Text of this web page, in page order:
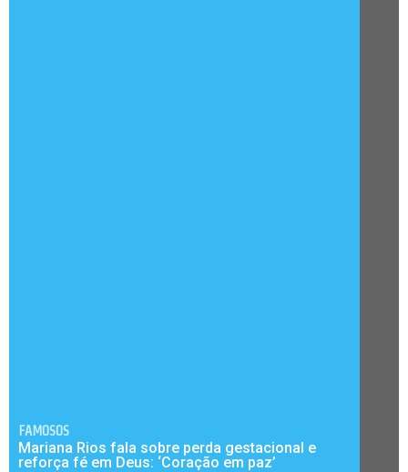
FAMOSOS
Mariana Rios fala sobre perda gestacional e
reforça fé em Deus: ‘Coração em paz’